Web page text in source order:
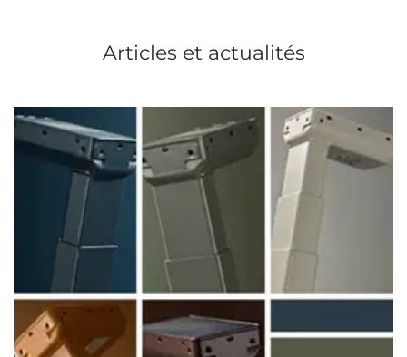
Articles et actualités